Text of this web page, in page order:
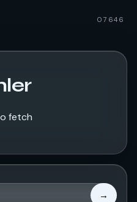
07646
fetch
→